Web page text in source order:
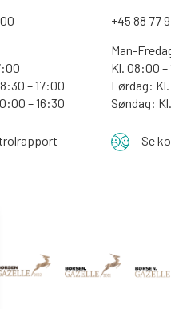
– 17:00
– 16:30
+45 88 77
Man-
Kl. 08:00 –
Lørdag:
Søndag:
Se